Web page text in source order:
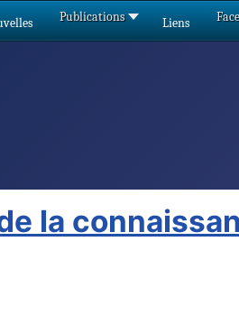
Publications Liens
la